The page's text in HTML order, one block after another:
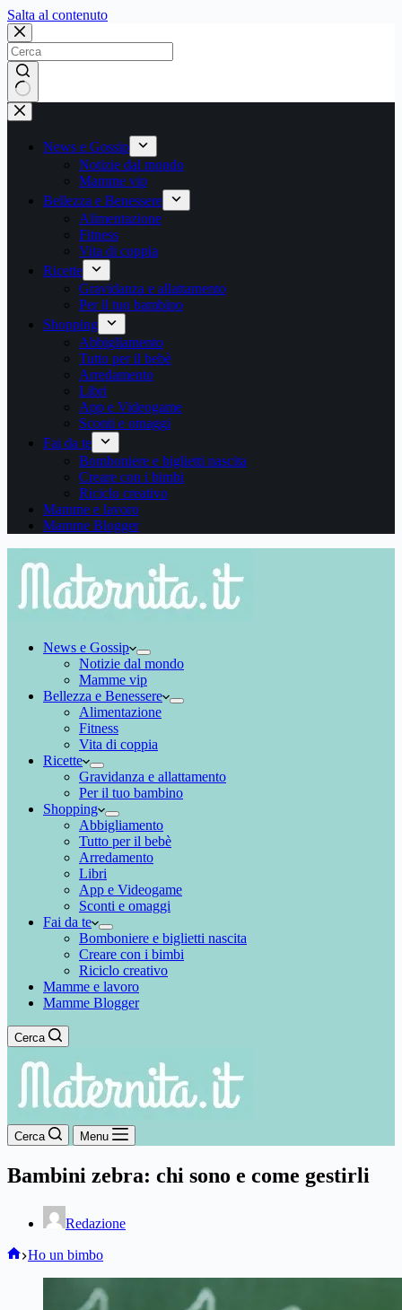
Salta al contenutoSalta
contenuto
Nessun
risultato
News e Gossip
Notizie dal mondo
Mamme vip
Bellezza e Benessere
Alimentazione
Fitness
Vita di coppia
Ricette
Gravidanza e allattamento
Per il tuo bambino
Shopping
Abbigliamento
Tutto per il bebè
Arredamento
Libri
App e Videogame
Sconti e omaggi
Fai da te
Bomboniere e biglietti nascita
Creare con i bimbi
Riciclo creativo
Mamme e lavoro
Mamme Blogger
News e Gossip
Notizie dal mondo
Mamme vip
Bellezza e Benessere
Alimentazione
Fitness
Vita di coppia
Ricette
Gravidanza e allattamento
Per il tuo bambino
Shopping
Abbigliamento
Tutto per il bebè
Arredamento
Libri
App e Videogame
Sconti e omaggi
Fai da te
Bomboniere e biglietti nascita
Creare con i bimbi
Riciclo creativo
Mamme e lavoro
Mamme Blogger
Cerca
Cerca Menu
Bambini zebra: chi sono e come gestirli
Redazione
Home
Ho un bimbo